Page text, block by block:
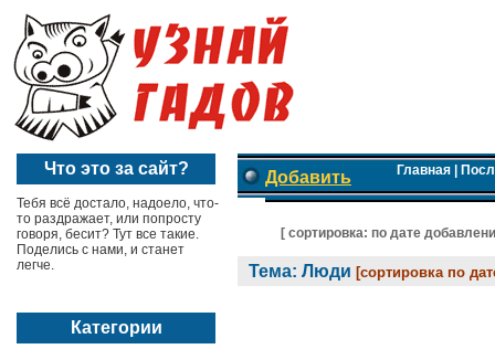
Что это за сайт?
Тебя всё достало, надоело, что-
то раздражает, или попросту
говоря, бесит? Тут все такие.
Поделись с нами, и станет
легче.
Категории
Добавить Главная|
[ cортировка: по дате
Тема: Люди [сортировка по